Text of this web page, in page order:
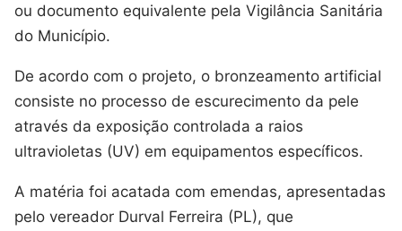
ou documento equivalente pela Vigilância Sanitária
do Município.
De acordo com o projeto, o bronzeamento artificial
consiste no processo de escurecimento da pele
através da exposição controlada a raios
ultravioletas (UV) em equipamentos específicos.
A matéria foi acatada com emendas, apresentadas
pelo vereador Durval Ferreira (PL), que